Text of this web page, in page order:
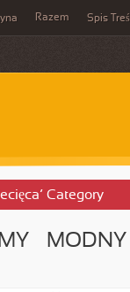
Razem Spis
Category
–